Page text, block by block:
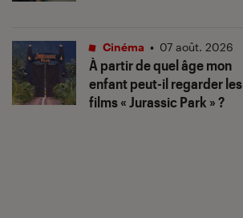
À partir de quel âge mon
enfant peut-il regarder les
films « Jurassic Park » ?
Cinéma • 07 août. 2026